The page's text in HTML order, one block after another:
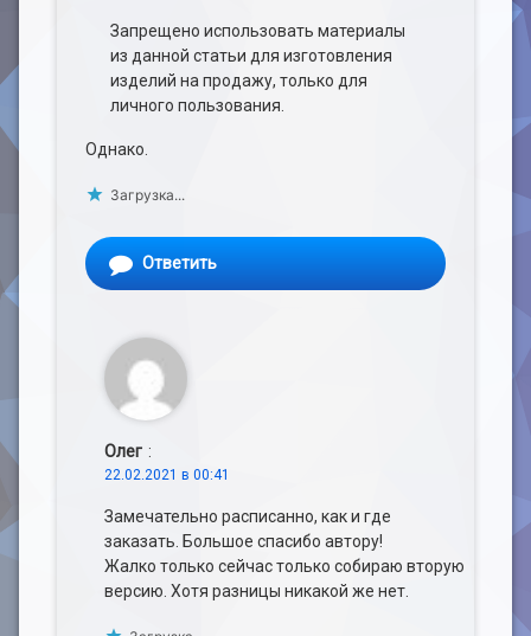
Запрещено использовать материалы
из данной статьи для изготовления
изделий на продажу, только для
личного пользования.
Однако.
Загрузка...
Ответить
Олег :
22.02.2021 в 00:41
Замечательно расписанно, как и где
заказать. Большое спасибо автору!
Жалко только сейчас только собираю вторую
версию. Хотя разницы никакой же нет.